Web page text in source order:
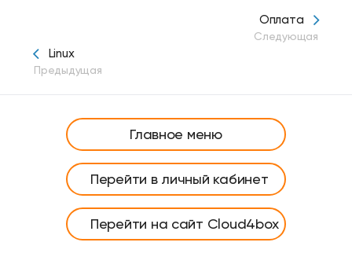
Linux
Предыдущая
Оплата
Следующая
Главное меню
Перейти в личный кабинет
Перейти на сайт Cloud4box